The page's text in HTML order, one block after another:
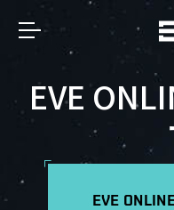
EVE
EVE